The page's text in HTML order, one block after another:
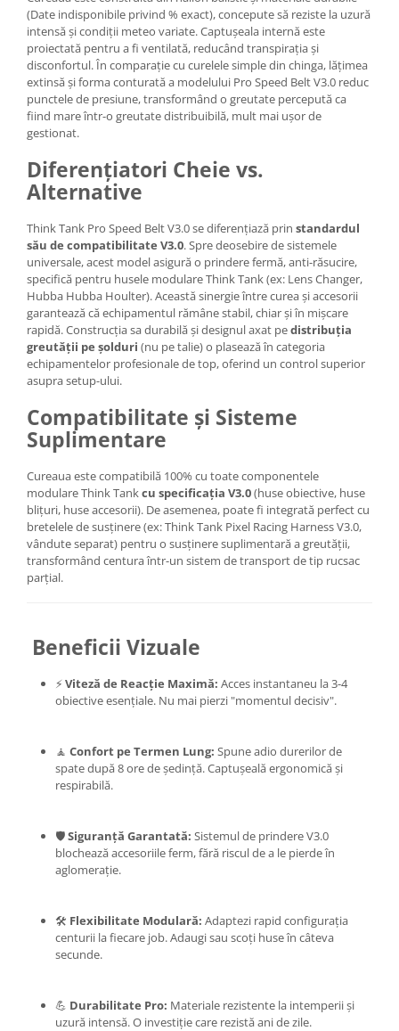
Genti foto
Genti Holster TopLoader
Genti, Troller Video
Rucsacuri Foto
Only One Shoulder - SlingShot
Hamuri si Centuri foto
Genti Laptop si iPad
Hand Strap / Grip
Troller
Accesorii genti si trollere
Solid-State Drive (SSD)
Video / Camere si accesorii
Camere video profesionale
Camere Video Cinematice
Camere video de actiune
Accesorii camere video de actiune
Accesorii drone
Acumulatori camere video
Lampi video
Stabilizatoare (Gimbal) / Steady
video
Camere Video Cinematice
Slider
Camere Video Compacte
Trepiede foto
Trepiede video
Trepiede pentru compacte /
webcam-uri
Monopiede foto/video
Carucioare trepied (Dolly)
(Date indisponibile privind % exact), concepute să reziste la uzură
intensă și condiții meteo variate. Captușeala internă este
proiectată pentru a fi ventilată, reducând transpirația și
disconfortul. În comparație cu curelele simple din chinga, lățimea
extinsă și forma conturată a modelului Pro Speed Belt V3.0 reduc
punctele de presiune, transformând o greutate percepută ca
fiind mare într-o greutate distribuibilă, mult mai ușor de
gestionat.
Diferențiatori Cheie vs.
Alternative
Think Tank Pro Speed Belt V3.0 se diferențiază prin standardul
său de compatibilitate V3.0. Spre deosebire de sistemele
universale, acest model asigură o prindere fermă, anti-răsucire,
specifică pentru husele modulare Think Tank (ex: Lens Changer,
Hubba Hubba Houlter). Această sinergie între curea și accesorii
garantează că echipamentul rămâne stabil, chiar și în mișcare
rapidă. Construcția sa durabilă și designul axat pedistribuția
greutății pe șolduri (nu pe talie) o plasează în categoria
echipamentelor profesionale de top, oferind un control superior
asupra setup-ului.
Compatibilitate și Sisteme
Suplimentare
Cureaua este compatibilă 100% cu toate componentele
modulare Think Tankcu specificația V3.0(huse obiective, huse
blițuri, huse accesorii). De asemenea, poate fi integrată perfect cu
bretelele de susținere (ex: Think Tank Pixel Racing Harness V3.0,
vândute separat) pentru o susținere suplimentară a greutății,
transformând centura într-un sistem de transport de tip rucsac
parțial.
Beneficii Vizuale
⚡️ Viteză de Reacție Maximă: Acces instantaneu la 3-4
obiective esențiale. Nu mai pierzi "momentul decisiv".
🧘 Confort pe Termen Lung: Spune adio durerilor de
spate după 8 ore de ședință. Captușeală ergonomică și
respirabilă.
🛡️Siguranță Garantată: Sistemul de prindere V3.0
blochează accesoriile ferm, fără riscul de a le pierde în
aglomerație.
🛠️ Flexibilitate Modulară: Adaptezi rapid configurația
centurii la fiecare job. Adaugi sau scoți huse în câteva
secunde.
💪 Durabilitate Pro: Materiale rezistente la intemperii și
uzură intensă. O investiție care rezistă ani de zile.